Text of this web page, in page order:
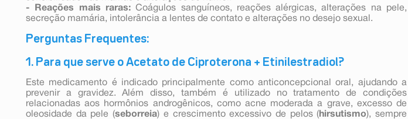
- Reações mais raras:Coágulos sanguíneos, reações alérgicas, alterações na pele,
secreção mamária, intolerância a lentes de contato e alterações no desejo sexual.
Perguntas Frequentes:
1. Para que serve o Acetato de Ciproterona + Etinilestradiol?
Este medicamento é indicado principalmente como anticoncepcional oral, ajudando a
prevenir a gravidez. Além disso, também é utilizado no tratamento de condições
relacionadas aos hormônios androgênicos, como acne moderada a grave, excesso de
oleosidade da pele (seborreia) e crescimento excessivo de pelos ( hirsutismo), sempre